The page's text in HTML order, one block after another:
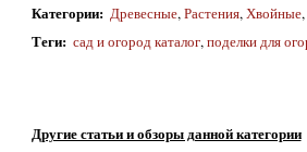
Категории: Древесные,Растения,Хвойные,
Теги: сад и огород каталог,поделки для
Другие статьи и обзоры данной категории